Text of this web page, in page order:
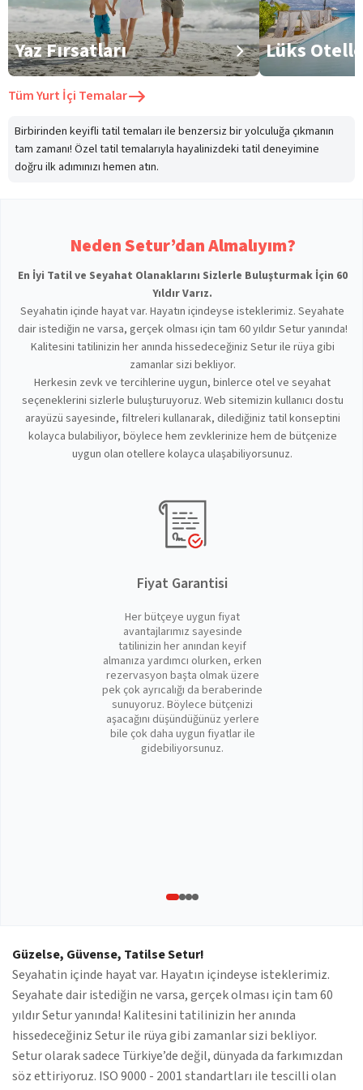
Yaz Fırsatları Lüks
TümYurt İçi Temalar
Birbirinden keyifli tatil temaları ile benzersiz bir yolculuğa çıkmanın
tam zamanı! Özel tatil temalarıyla hayalinizdeki tatil deneyimine
doğru ilk adımınızı hemen atın.
Neden Setur’dan Almalıyım?
En İyi Tatil ve Seyahat Olanaklarını Sizlerle Buluşturmak İçin 60
Yıldır Varız.
Seyahatin içinde hayat var. Hayatın içindeyse isteklerimiz. Seyahate
dair istediğin ne varsa, gerçek olması için tam 60 yıldır Setur yanında!
Kalitesini tatilinizin her anında hissedeceğiniz Setur ile rüya gibi
zamanlar sizi bekliyor.
Herkesin zevk ve tercihlerine uygun, binlerce otel ve seyahat
seçeneklerini sizlerle buluşturuyoruz. Web sitemizin kullanıcı dostu
arayüzü sayesinde, filtreleri kullanarak, dilediğiniz tatil konseptini
kolayca bulabiliyor, böylece hem zevklerinize hem de bütçenize
uygun olan otellere kolayca ulaşabiliyorsunuz.
Fiyat Garantisi
Her bütçeye uygun fiyat
avantajlarımız sayesinde
tatilinizin her anından keyif
almanıza yardımcı olurken, erken
rezervasyon başta olmak üzere
pek çok ayrıcalığı da beraberinde
sunuyoruz. Böylece bütçenizi
aşacağını düşündüğünüz yerlere
bile çok daha uygun fiyatlar ile
gidebiliyorsunuz.
Güzelse, Güvense, Tatilse Setur!
Seyahatin içinde hayat var. Hayatın içindeyse isteklerimiz.
Seyahate dair istediğin ne varsa, gerçek olması için tam 60
yıldır Setur yanında! Kalitesini tatilinizin her anında
hissedeceğiniz Setur ile rüya gibi zamanlar sizi bekliyor.
Setur olarak sadece Türkiye’de değil, dünyada da farkımızdan
söz ettiriyoruz. ISO 9000 - 2001 standartları ile tescilli olan